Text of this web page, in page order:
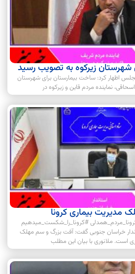
شهرستان زیرکوه به تصویب رسید
اظهار کرد: ساخت بیمارستان برای شهرستان
نماینده مردم قاین و زیرکوه در
مدیریت بیماری کرونا
#کرونا_را_شکست_میدهیم
خراسان جنوبی گفت: آفت بزرگ و سم مهلک
است. ملانوری با بیان این مطلب